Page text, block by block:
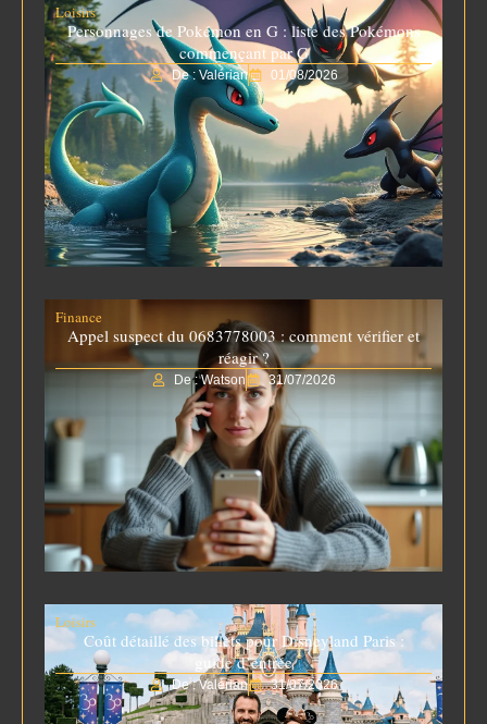
Loisirs
Personnages de Pokémon en G : liste des Pokémons
commençant par G
De : Valérian 01/08/2026
Finance
Appel suspect du 0683778003 : comment vérifier et
réagir ?
De : Watson 31/07/2026
Loisirs
Coût détaillé des billets pour Disneyland Paris :
guide d’entrée
De : Valérian 31/07/2026